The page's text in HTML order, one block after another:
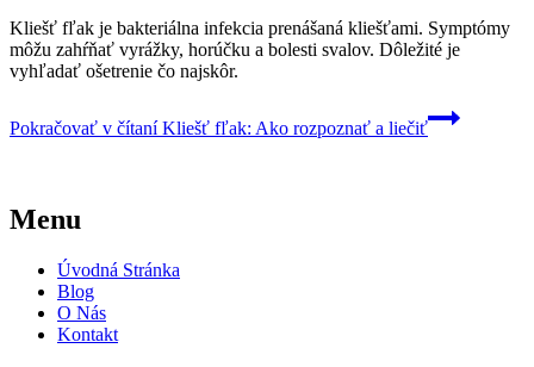
Kliešť fľak je bakteriálna infekcia prenášaná kliešťami. Symptómy
môžu zahŕňať vyrážky, horúčku a bolesti svalov. Dôležité je
vyhľadať ošetrenie čo najskôr.
Pokračovať v čítaníKliešť fľak: Ako rozpoznať a liečiť
Menu
Úvodná Stránka
Blog
O Nás
Kontakt